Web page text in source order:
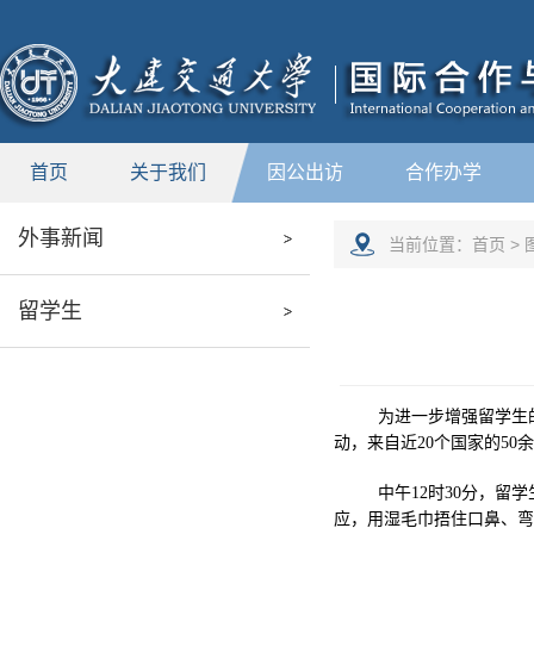
首页 关于我们 因公出访 合作办学
新闻中心
外事新闻
留学生
当前位置： 首页 >
为进一步增强留学
动，来自近20个国家的50
中午12时30分，留
应，用湿毛巾捂住口鼻、